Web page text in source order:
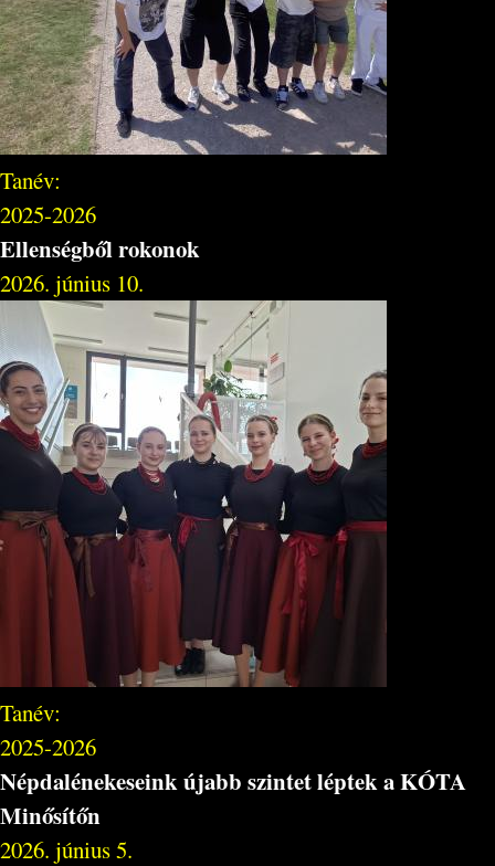
Tanév:
2025-2026
Ellenségből rokonok
2026. június 10.
Tanév:
2025-2026
Népdalénekeseink újabb szintet léptek a KÓTA
Minősítőn
2026. június 5.